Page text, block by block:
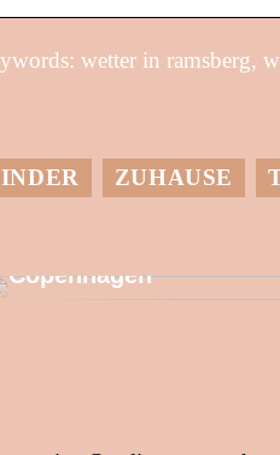
wetter in ramsberg,
ZUHAUSE
Copenhagen